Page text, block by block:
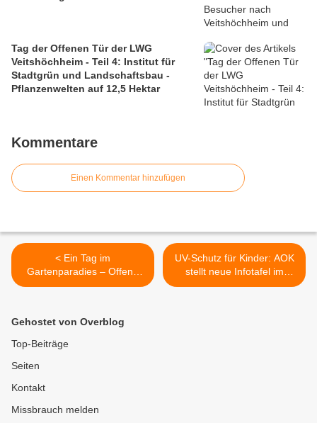
Tag der Offenen Tür der LWG
Veitshöchheim - Teil 4: Institut für
Stadtgrün und Landschaftsbau -
Pflanzenwelten auf 12,5 Hektar
Kommentare
Einen Kommentar hinzufügen
< Ein Tag im
Gartenparadies – Offene
Gartentür bei Familie Bauer
Besucher
UV-Schutz für Kinder: AOK
stellt neue Infotafel im
Veitshöchheimer Kuratie-
Gehostet von Overblog
Top-Beiträge
Seiten
Kontakt
Missbrauch melden